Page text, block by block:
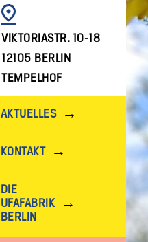
IMAGE
VIKTORIASTR. 10-18
12105 BERLIN
TEMPELHOF
AKTUELLES
KONTAKT
DIE
UFAFABRIK
BERLIN